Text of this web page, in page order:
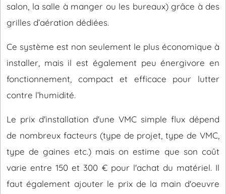
salon, la salle à manger ou les bureaux) grâce à des
grilles d’aération dédiées.
Ce système est non seulement le plus économique à
installer, mais il est également peu énergivore en
fonctionnement, compact et efficace pour lutter
contre l’humidité.
Le prix d'installation d'une VMC simple flux dépend
de nombreux facteurs (type de projet, type de VMC,
type de gaines etc.) mais on estime que son coût
varie entre 150 et 300 € pour l'achat du matériel. Il
faut également ajouter le prix de la main d'oeuvre